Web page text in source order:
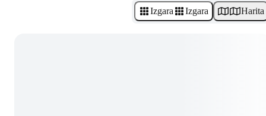
Izgara Izgara Harita